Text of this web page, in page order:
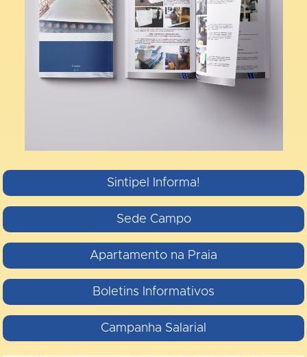
Sintipel Informa!
Sede Campo
Apartamento na Praia
Boletins Informativos
Campanha Salarial